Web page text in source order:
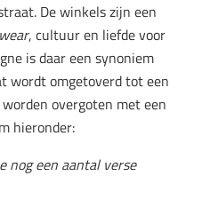
De winkels zijn een
, cultuur en liefde voor
is daar een synoniem
wordt omgetoverd tot een
overgoten met een
hieronder:
nog een aantal verse